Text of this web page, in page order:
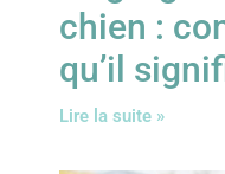
chien :
qu’il
Lire la suite »